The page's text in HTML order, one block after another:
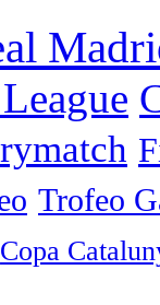
Trofeo
Copa